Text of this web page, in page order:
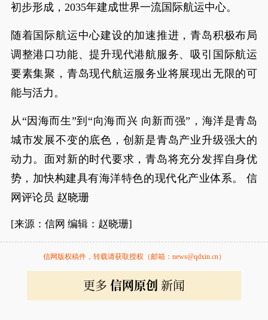
初步形成，2035年建成世界一流国际航运中心。
随着国际航运中心建设的加速推进，青岛积极布局
调整港口功能、提升现代港航服务、吸引国际航运
要素集聚，青岛现代航运服务业将展现出无限的可
能与活力。
从“因海而生”到“向海而兴 向新而强”，海洋是青岛
城市发展不变的底色，创新是青岛产业升级强大的
动力。面对新的时代要求，青岛将充分发挥自身优
势，加快构建具有海洋特色的现代化产业体系。 信
网评论员 赵晓珊
[来源：信网 编辑：赵晓珊]
信网版权稿件，转载请获取授权（邮箱：news@qdxin.cn）
更多 信网原创 新闻